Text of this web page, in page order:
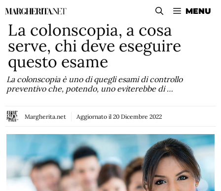
Vai
contenuto
MENU
La colonscopia, a cosa
serve, chi deve eseguire
questo esame
La colonscopia è uno di quegli esami di controllo
preventivo che, potendo, uno eviterebbe di …
Margherita.net Aggiornato il 20 Dicembre 2022